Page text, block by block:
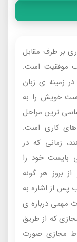
بر طرف مقابل
موفقيت است.
زمينه‌ ى زبان
خويش را به
ترین مراحل
کاری است.
زمانی که در
بایست خود را
بروز هر گونه
پس از اشاره به
مهمى درباره‌ ى
كه از طريق
مجازى صورت